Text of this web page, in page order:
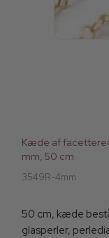
Kæde af
mm, 50 cm
3549R-4mm
50 cm, kæde
glasperler,